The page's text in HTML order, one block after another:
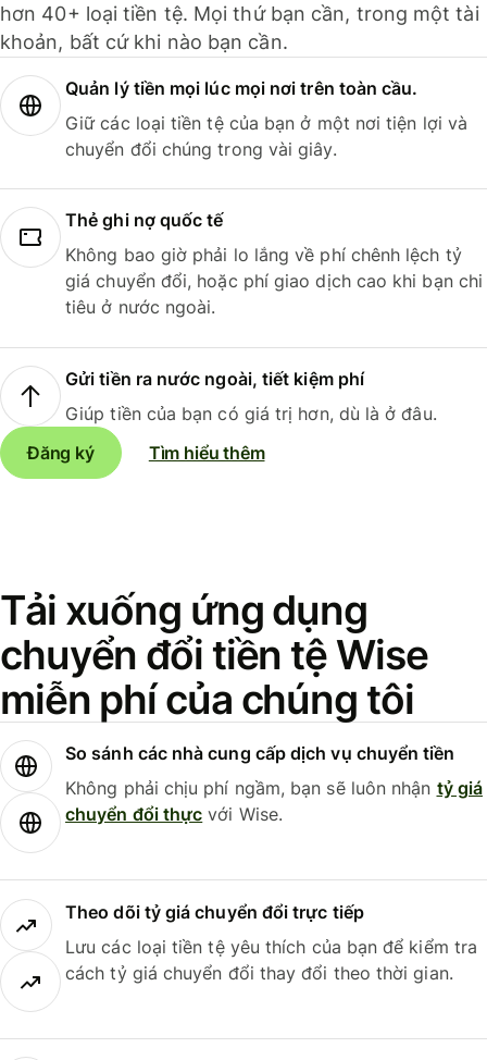
hơn 40+ loại tiền tệ. Mọi thứ bạn cần, trong một tài
khoản, bất cứ khi nào bạn cần.
Quản lý tiền mọi lúc mọi nơi trên toàn cầu.
Giữ các loại tiền tệ của bạn ở một nơi tiện lợi và
chuyển đổi chúng trong vài giây.
Thẻ ghi nợ quốc tế
Không bao giờ phải lo lắng về phí chênh lệch tỷ
giá chuyển đổi, hoặc phí giao dịch cao khi bạn chi
tiêu ở nước ngoài.
Gửi tiền ra nước ngoài, tiết kiệm phí
Giúp tiền của bạn có giá trị hơn, dù là ở đâu.
Đăng ký
Tìm hiểu thêm
Tải xuống ứng dụng
chuyển đổi tiền tệ Wise
miễn phí của chúng tôi
So sánh các nhà cung cấp dịch vụ chuyển tiền
Không phải chịu phí ngầm, bạn sẽ luôn nhận tỷ giá
chuyển đổi thực với Wise.
Theo dõi tỷ giá chuyển đổi trực tiếp
Lưu các loại tiền tệ yêu thích của bạn để kiểm tra
cách tỷ giá chuyển đổi thay đổi theo thời gian.